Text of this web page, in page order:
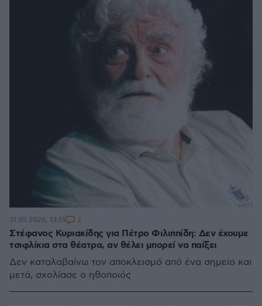
Στέφανος Κυριακίδης για Πέτρο Φιλιππίδη: Δεν έχουμε
τσιφλίκια στα θέατρα, αν θέλει μπορεί να παίξει
Δεν καταλαβαίνω τον αποκλεισμό από ένα σημείο και
μετά, σχολίασε ο ηθοποιός
31.05.2026, 13:51 2